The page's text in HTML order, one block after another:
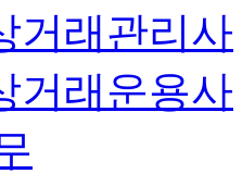
거래관리사
거래운용사